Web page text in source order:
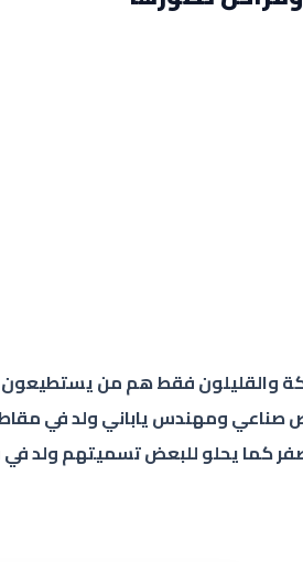
فقط هم من يستطيعون
كما يحلو للبعض تسميتهم ولد